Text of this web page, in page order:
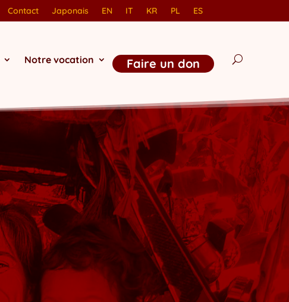
Contact Japonais EN IT KR PL ES
Notre vocation Faire un don